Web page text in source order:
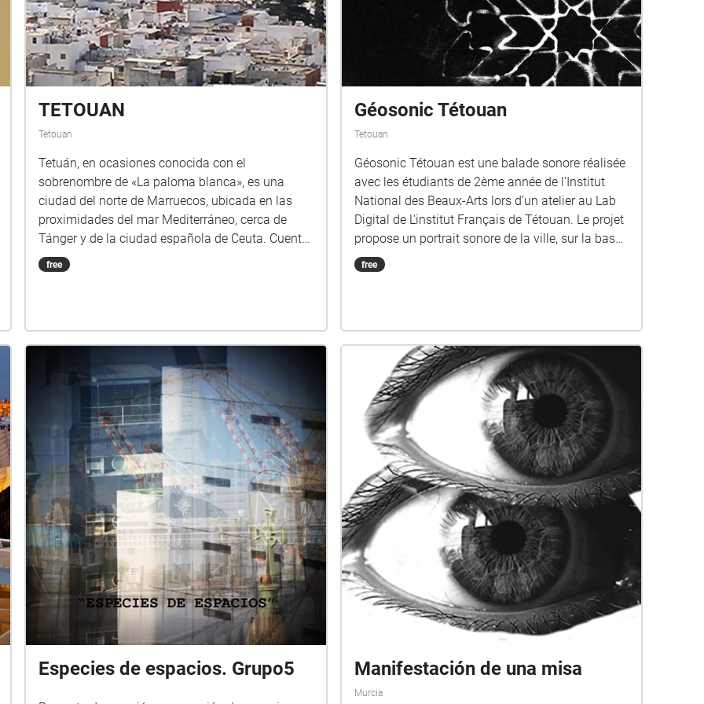
TETOUAN
Tetouan
Tetuán, en ocasiones conocida con el
sobrenombre de «La paloma blanca», es una
ciudad del norte de Marruecos, ubicada en las
proximidades del mar Mediterráneo, cerca de
Tánger y de la ciudad española de Ceuta. Cuenta
con alrededor de 380 787 habitantes, según el
censo de 2014.2​ Antigua capital del protectorado
Es la ciudad de Marruecos con más rasgos
free
Géosonic Tétouan
Tetouan
Géosonic Tétouan est une balade sonore réalisée
avec les étudiants de 2ème année de l’Institut
National des Beaux-Arts lors d’un atelier au Lab
Digital de L'institut Français de Tétouan. Le projet
propose un portrait sonore de la ville, sur la base
d’enregistrements effectués sur place. De courtes
pièces sonores (prises de sons, interviews,
de la mémoire de notre expérience sensible du
lieu, un portrait ouvert et à entrées multiples dans
lequel passé et présent, réalité et fiction se
rencontrent. C’est une composition sonore
interactive à l’échelle du territoire, une géo-
musique à explorer, une lecture poétique
augmentée qui donne à entendre d’autres
mondes, invisibles, spéculatifs, utopiques.
free
Especies de espacios. Grupo5 Manifestación de una misa
Murcia